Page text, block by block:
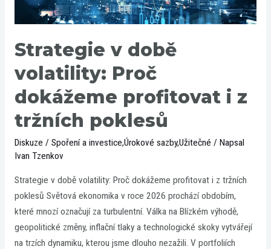
Strategie v době
volatility: Proč
dokážeme profitovat i z
tržních poklesů
Diskuze / Spoření a investice,Úrokové sazby,Užitečné / Napsal
Ivan Tzenkov
Strategie v době volatility: Proč dokážeme profitovat i z tržních
poklesů Světová ekonomika v roce 2026 prochází obdobím,
které mnozí označují za turbulentní. Válka na Blízkém výhodě,
geopolitické změny, inflační tlaky a technologické skoky vytvářejí
na trzích dynamiku, kterou jsme dlouho nezažili. V portfoliích
poklesů